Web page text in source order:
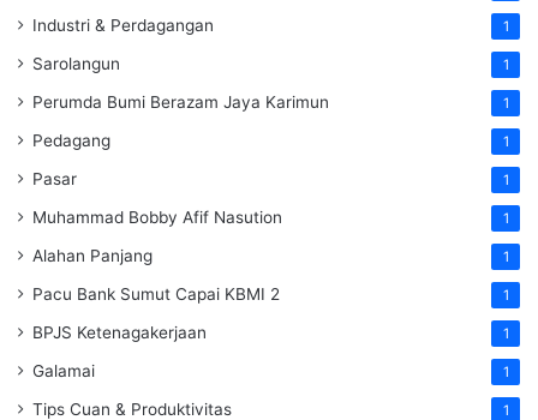
Industri & Perdagangan 1
Sarolangun 1
Perumda Bumi Berazam Jaya Karimun 1
Pedagang 1
Pasar 1
Muhammad Bobby Afif Nasution 1
Alahan Panjang 1
Pacu Bank Sumut Capai KBMI 2 1
BPJS Ketenagakerjaan 1
Galamai 1
Tips Cuan & Produktivitas 1